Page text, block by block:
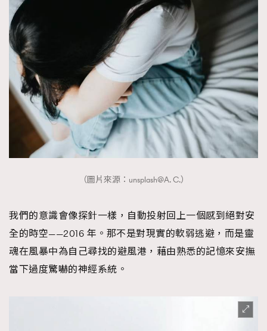
（圖片來源：unsplash@A. C.）
我們的意識會像探針一樣，自動投射回上一個感到絕對安
全的時空——2016 年。那不是對現實的軟弱逃避，而是靈
魂在風暴中為自己尋找的避風港，藉由熟悉的記憶來安撫
當下過度驚嚇的神經系統。